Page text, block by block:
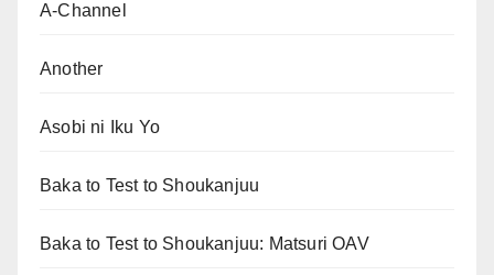
A-Channel
Another
Asobi ni Iku Yo
Baka to Test to Shoukanjuu
Baka to Test to Shoukanjuu: Matsuri OAV